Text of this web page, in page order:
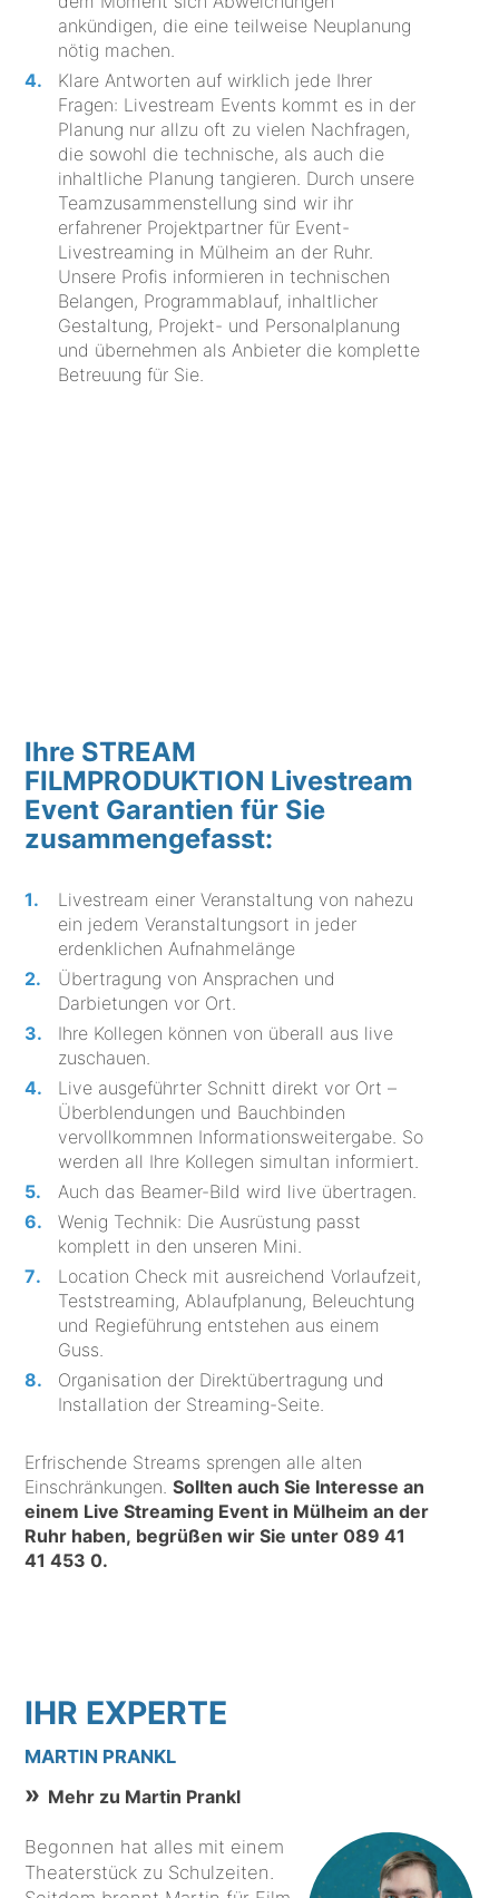
ankündigen, die eine teilweise Neuplanung
nötig machen.
Klare Antworten auf wirklich jede Ihrer
Fragen: Livestream Events kommt es in der
Planung nur allzu oft zu vielen Nachfragen,
die sowohl die technische, als auch die
inhaltliche Planung tangieren. Durch unsere
Teamzusammenstellung sind wir ihr
erfahrener Projektpartner für Event-
Livestreaming in Mülheim an der Ruhr.
Unsere Profis informieren in technischen
Belangen, Programmablauf, inhaltlicher
Gestaltung, Projekt- und Personalplanung
und übernehmen als Anbieter die komplette
Betreuung für Sie.
Ihre STREAM
FILMPRODUKTION Livestream
Event Garantien für Sie
zusammengefasst:
Livestream einer Veranstaltung von nahezu
ein jedem Veranstaltungsort in jeder
erdenklichen Aufnahmelänge
Übertragung von Ansprachen und
Darbietungen vor Ort.
Ihre Kollegen können von überall aus live
zuschauen.
Live ausgeführter Schnitt direkt vor Ort –
Überblendungen und Bauchbinden
vervollkommnen Informationsweitergabe. So
werden all Ihre Kollegen simultan informiert.
Auch das Beamer-Bild wird live übertragen.
Wenig Technik: Die Ausrüstung passt
komplett in den unseren Mini.
Location Check mit ausreichend Vorlaufzeit,
Teststreaming, Ablaufplanung, Beleuchtung
und Regieführung entstehen aus einem
Guss.
Organisation der Direktübertragung und
Installation der Streaming-Seite.
Erfrischende Streams sprengen alle alten
Einschränkungen.Sollten auch Sie Interesse an
einem Live Streaming Event in Mülheim an der
Ruhr haben, begrüßen wir Sie unter089 41
41 453 0.
IHR EXPERTE
MARTIN PRANKL
Mehr zu Martin Prankl
Begonnen hat alles mit einem
Theaterstück zu Schulzeiten.